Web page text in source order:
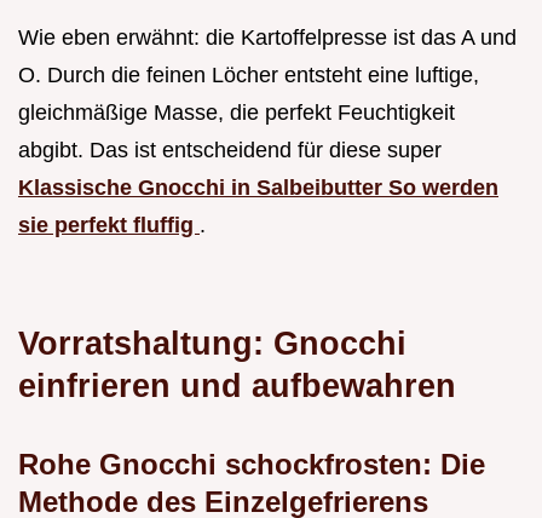
Wie eben erwähnt: die Kartoffelpresse ist das A und
O. Durch die feinen Löcher entsteht eine luftige,
gleichmäßige Masse, die perfekt Feuchtigkeit
abgibt. Das ist entscheidend für diese super
Klassische Gnocchi in Salbeibutter So werden
sie perfekt fluffig .
Vorratshaltung: Gnocchi
einfrieren und aufbewahren
Rohe Gnocchi schockfrosten: Die
Methode des Einzelgefrierens